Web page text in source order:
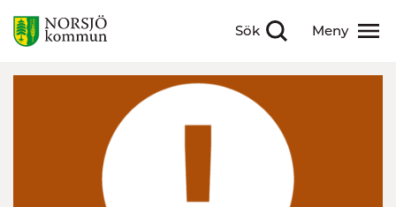
Sök
Visa sökfält Meny
Visa meny